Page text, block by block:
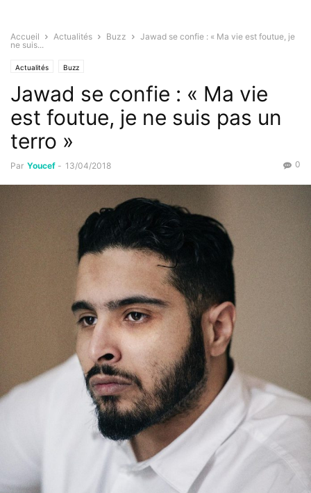
Accueil Actualités Buzz
Jawad se confie : « Ma vie est foutue, je
ne suis...
Actualités Buzz
Jawad se confie : « Ma vie
est foutue, je ne suis pas un
terro »
Par Youcef - 13/04/2018 0